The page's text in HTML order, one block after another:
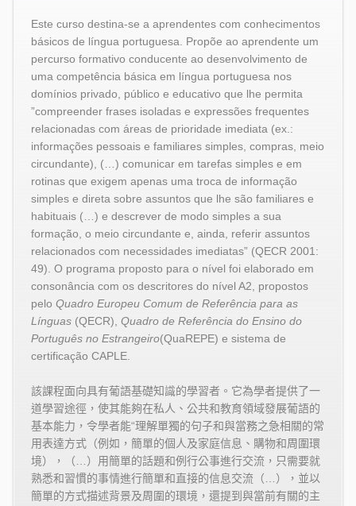
Este curso destina-se a aprendentes com conhecimentos
básicos de língua portuguesa. Propõe ao aprendente um
percurso formativo conducente ao desenvolvimento de
uma competência básica em língua portuguesa nos
domínios privado, público e educativo que lhe permita
”compreender frases isoladas e expressões frequentes
relacionadas com áreas de prioridade imediata (ex.:
informações pessoais e familiares simples, compras, meio
circundante), (…) comunicar em tarefas simples e em
rotinas que exigem apenas uma troca de informação
simples e direta sobre assuntos que lhe são familiares e
habituais (…) e descrever de modo simples a sua
formação, o meio circundante e, ainda, referir assuntos
relacionados com necessidades imediatas” (QECR 2001:
49). O programa proposto para o nível foi elaborado em
consonância com os descritores do nível A2, propostos
pelo Quadro Europeu Comum de Referência para as
Línguas(QECR), Quadro de Referência do Ensino do
Português no Estrangeiro(QuaREPE) e sistema de
certificação CAPLE.
該課程面向具有葡語基礎知識的學習者。它為學者提供了一
道學習途徑，使其能夠在私人、公共和教育領域發展葡語的
基本能力，令學者能“理解單獨的句子和與當務之急相關的常
用表達方式（例如，簡單的個人及家庭信息、購物和周圍環
境），（…）用簡單的話題和例行公事進行交流，只需要就
熟悉和習慣的事情進行簡單和直接的信息交流（…），並以
簡單的方式描述背景及周圍的環境，還提到與當前有關的主